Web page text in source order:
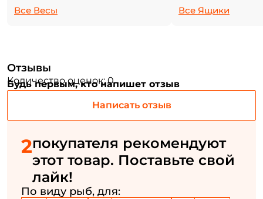
Все Весы Все Ящики
Отзывы
Количество оценок: 0
Будь первым, кто напишет отзыв
Написать отзыв
2покупателя рекомендуют
этот товар. Поставьте свой
лайк!
По виду рыб, для:
Email: *
Придумайте пароль: *
Повторите пароль: *
Заполняя данную форму вы соглашаетесь на обработку
персональных данных